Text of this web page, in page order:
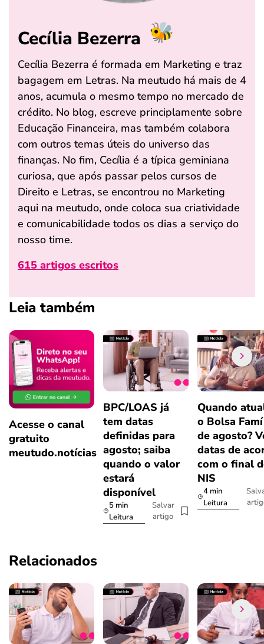
Cecília Bezerra
Cecília Bezerra é formada em Marketing e traz
bagagem em Letras. Na meutudo há mais de 4
anos, acumula o mesmo tempo no mercado de
crédito. No blog, escreve principlamente sobre
Educação Financeira, mas também colabora
com outros temas úteis do universo das
finanças. No fim, Cecília é a típica geminiana
curiosa, que após passar pelos cursos de
Direito e Letras, se encontrou no Marketing
aqui na meutudo, onde coloca sua criatividade
e comunicabilidade todos os dias a serviço do
nosso time.
615 artigos escritos
Leia também
Acesse o canal
gratuito
meutudo.notícias
BPC/LOAS já
tem datas
definidas para
agosto; saiba
quando o valor
estará
disponível
5 min
Leitura
Salvar
artigo
Quando
o Bolsa
de agosto?
datas de
com o final
NIS
4 min
Leitura
Relacionados